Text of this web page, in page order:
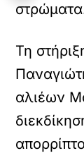
Τη
αλιέων